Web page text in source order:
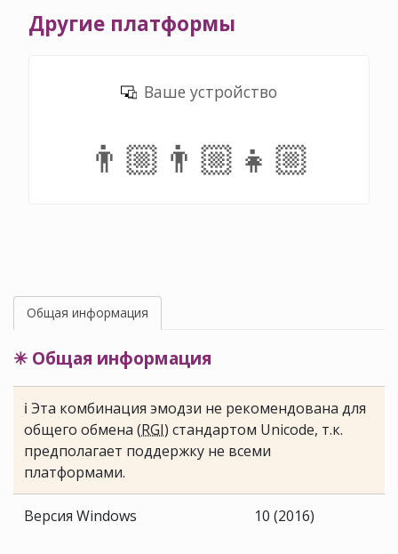
Другие платформы
Ваше устройство
👨🏼‍👨🏼‍👧🏼
Общая информация
✳ Общая информация
ℹ Эта комбинация эмодзи не рекомендована для
общего обмена (RGI) стандартом Unicode, т.к.
предполагает поддержку не всеми
платформами.
Версия Windows 10 (2016)